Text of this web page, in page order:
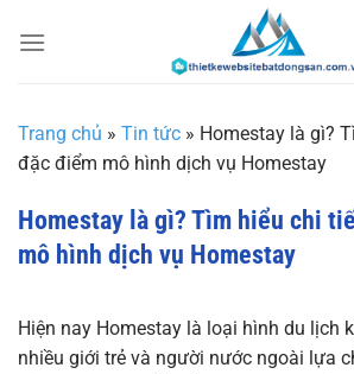
đến
Trang chủ » Tin tức » Homestay là gì?
đặc điểm mô hình dịch vụ Homestay
Homestay là gì? Tìm hiểu chi
mô hình dịch vụ Homestay
Hiện nay Homestay là loại hình du lịch
nhiều giới trẻ và người nước ngoài lựa